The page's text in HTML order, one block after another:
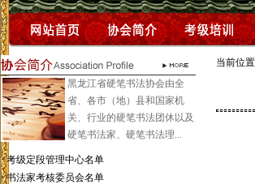
黑龙江省硬笔书法协会由全
省、各市（地）县和国家机
关、行业的硬笔书法团休以及
硬笔书法家、硬笔书法理...
·考级定段管理中心名单
·书法家考核委员会名单
当前位置